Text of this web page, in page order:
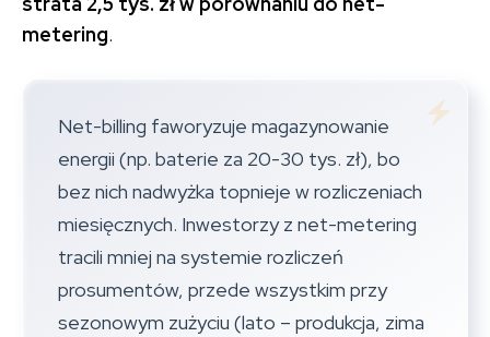
metering.
Net-billing faworyzuje magazynowanie
energii (np. baterie za 20-30 tys. zł), bo
bez nich nadwyżka topnieje w rozliczeniach
miesięcznych. Inwestorzy z net-metering
tracili mniej na systemie rozliczeń
prosumentów, przede wszystkim przy
sezonowym zużyciu (lato – produkcja, zima